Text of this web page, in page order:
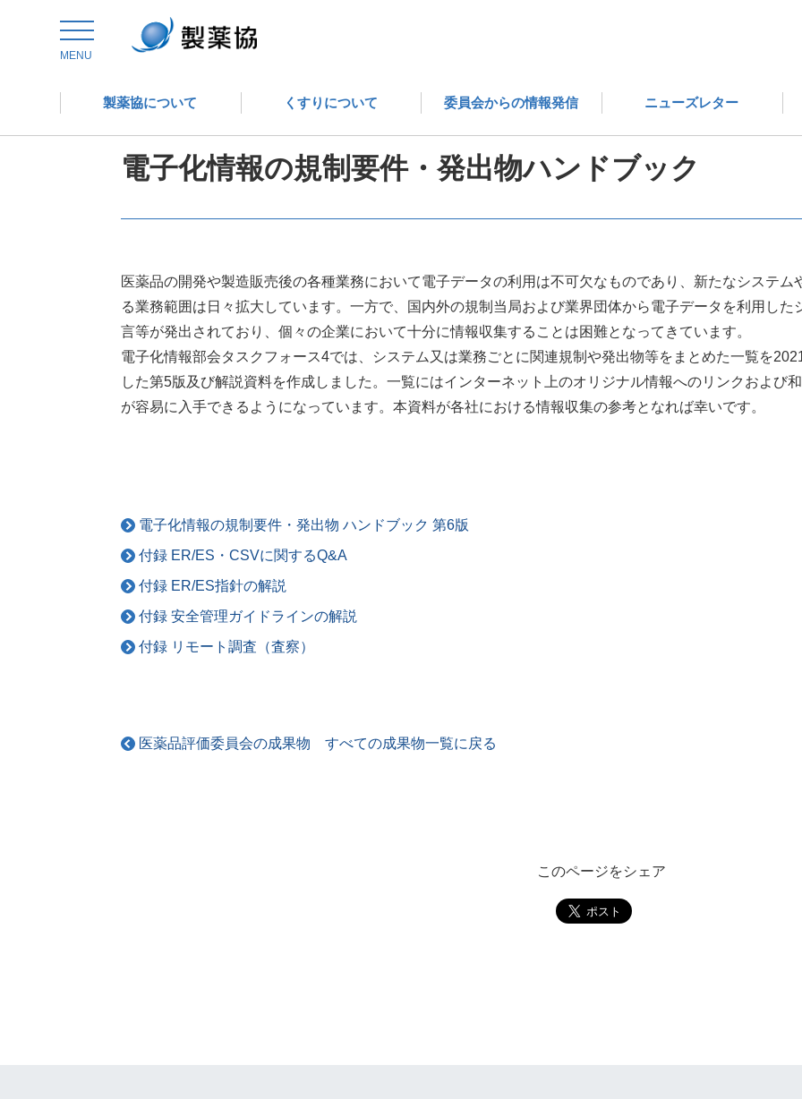
MENU
製薬協について くすりについて 委員会からの情報発信 ニューズレター
トップ 委員会からの情報発信
電子化情報の規制要件・発出物ハンドブック
医薬品の開発や製造販売後の各種業務において電子データの利用は不可欠なものであり、新たなシステ
る業務範囲は日々拡大しています。一方で、国内外の規制当局および業界団体から電子データを利用し
言等が発出されており、個々の企業において十分に情報収集することは困難となってきています。
電子化情報部会タスクフォース4では、システム又は業務ごとに関連規制や発出物等をまとめた一覧を
した第5版及び解説資料を作成しました。一覧にはインターネット上のオリジナル情報へのリンクおよび
が容易に入手できるようになっています。本資料が各社における情報収集の参考となれば幸いです。
電子化情報の規制要件・発出物 ハンドブック 第6版
付録 ER/ES・CSVに関するQ&A
付録 ER/ES指針の解説
付録 安全管理ガイドラインの解説
付録 リモート調査（査察）
医薬品評価委員会の成果物 すべての成果物一覧に戻る
このページをシェア